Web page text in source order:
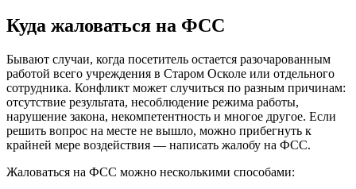
Куда жаловаться на ФСС
Бывают случаи, когда посетитель остается разочарованным
работой всего учреждения в Старом Осколе или отдельного
сотрудника. Конфликт может случиться по разным причинам:
отсутствие результата, несоблюдение режима работы,
нарушение закона, некомпетентность и многое другое. Если
решить вопрос на месте не вышло, можно прибегнуть к
крайней мере воздействия — написать жалобу на ФСС.
Жаловаться на ФСС можно несколькими способами: